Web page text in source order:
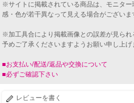
※サイトに掲載されている商品は、モニタ
感・色が若干異なって見える場合がございま
※加工具合により掲載画像との誤差が見られ
予めご了承くださいますようお願い申し上げ
■お支払い/配送/返品や交換について
■必ずご確認下さい
レビューを書く